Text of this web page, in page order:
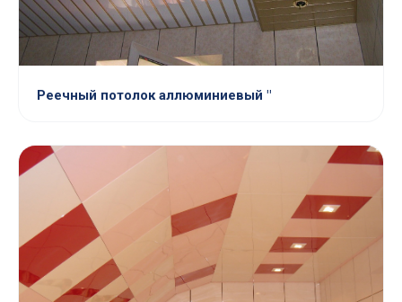
Реечный потолок аллюминиевый "